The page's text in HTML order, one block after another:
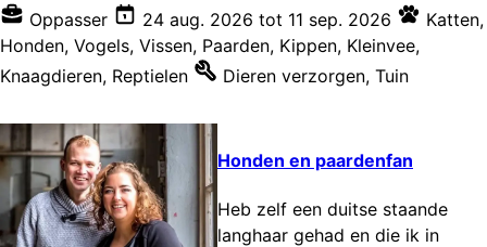
Oppasser 24 aug. 2026 tot 11 sep. 2026 Katten,
Honden, Vogels, Vissen, Paarden, Kippen, Kleinvee,
Knaagdieren, Reptielen Dieren verzorgen, Tuin
Honden en paardenfan
Heb zelf een duitse staande
langhaar gehad en die ik in